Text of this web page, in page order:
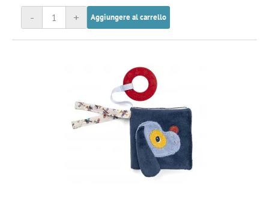
+
- Aggiungere al carrello